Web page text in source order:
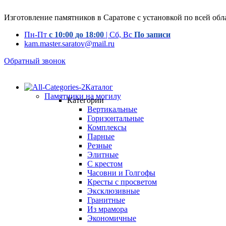
Изготовление памятников в Саратове с установкой по всей
Пн-Пт с 10:00 до 18:00 | Сб, Вс По записи
kam.master.saratov@mail.ru
Обратный звонок
Каталог
Памятники на могилу
Категории
Вертикальные
Горизонтальные
Комплексы
Парные
Резные
Элитные
С крестом
Часовни и Голгофы
Кресты с просветом
Эксклюзивные
Гранитные
Из мрамора
Экономичные